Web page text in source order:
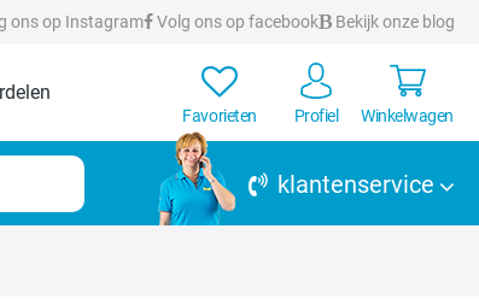
ons op Instagram Volg ons op facebook Bekijk onze blog
Favorieten Profiel Winkelwagen
klantenservice